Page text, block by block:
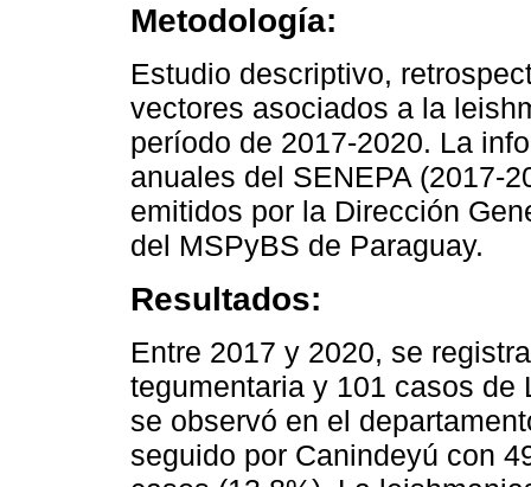
Metodología:
Estudio descriptivo,
vectores asociados a la
período de 2017-2020. La
anuales del SENEPA (2017-
emitidos por la Dirección
del MSPyBS de Paraguay.
Resultados:
Entre 2017 y 2020, se
tegumentaria y 101 casos de
se observó en el
seguido por Canindeyú con